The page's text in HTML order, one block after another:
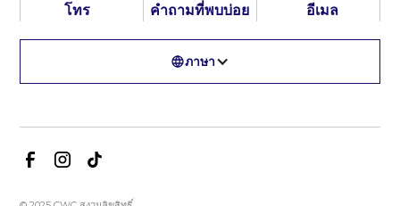
โทร คำถามที่พบบ่อย อีเมล
ภาษา